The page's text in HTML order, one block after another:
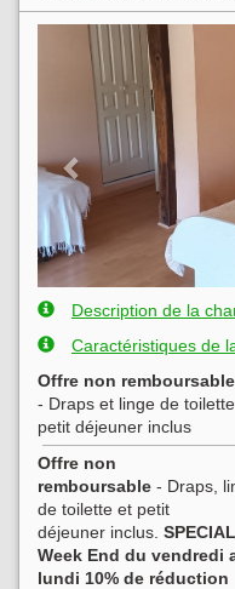
Previous
Description de la
Caractéristiques de
Offre non remboursable
- Draps et linge de toilette
petit déjeuner inclus
Offre non
remboursable - Draps,
de toilette et petit
déjeuner inclus. SPECIAL
Week End du vendredi
lundi 10% de réduction